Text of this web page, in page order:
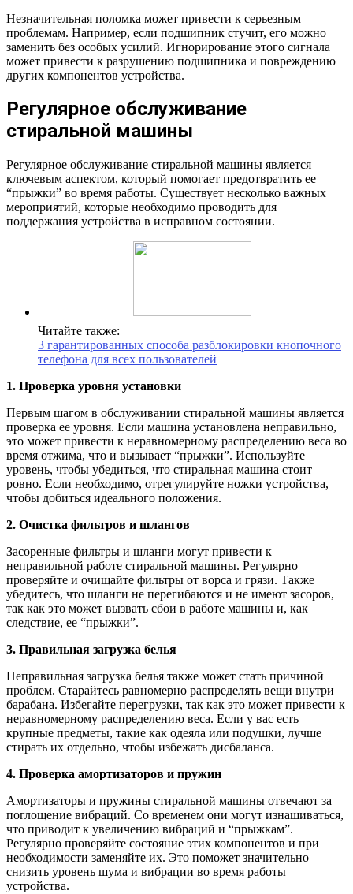
Незначительная поломка может привести к серьезным
проблемам. Например, если подшипник стучит, его можно
заменить без особых усилий. Игнорирование этого сигнала
может привести к разрушению подшипника и повреждению
других компонентов устройства.
Регулярное обслуживание
стиральной машины
Регулярное обслуживание стиральной машины является
ключевым аспектом, который помогает предотвратить ее
“прыжки” во время работы. Существует несколько важных
мероприятий, которые необходимо проводить для
поддержания устройства в исправном состоянии.
Читайте также:
3 гарантированных способа разблокировки кнопочного
телефона для всех пользователей
1. Проверка уровня установки
Первым шагом в обслуживании стиральной машины является
проверка ее уровня. Если машина установлена неправильно,
это может привести к неравномерному распределению веса во
время отжима, что и вызывает “прыжки”. Используйте
уровень, чтобы убедиться, что стиральная машина стоит
ровно. Если необходимо, отрегулируйте ножки устройства,
чтобы добиться идеального положения.
2. Очистка фильтров и шлангов
Засоренные фильтры и шланги могут привести к
неправильной работе стиральной машины. Регулярно
проверяйте и очищайте фильтры от ворса и грязи. Также
убедитесь, что шланги не перегибаются и не имеют засоров,
так как это может вызвать сбои в работе машины и, как
следствие, ее “прыжки”.
3. Правильная загрузка белья
Неправильная загрузка белья также может стать причиной
проблем. Старайтесь равномерно распределять вещи внутри
барабана. Избегайте перегрузки, так как это может привести к
неравномерному распределению веса. Если у вас есть
крупные предметы, такие как одеяла или подушки, лучше
стирать их отдельно, чтобы избежать дисбаланса.
4. Проверка амортизаторов и пружин
Амортизаторы и пружины стиральной машины отвечают за
поглощение вибраций. Со временем они могут изнашиваться,
что приводит к увеличению вибраций и “прыжкам”.
Регулярно проверяйте состояние этих компонентов и при
необходимости заменяйте их. Это поможет значительно
снизить уровень шума и вибрации во время работы
устройства.